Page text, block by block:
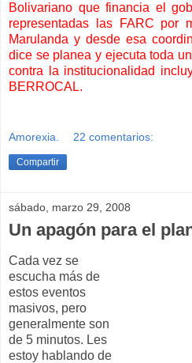
Bolivariano que financia el
representadas las FARC por
Marulanda y desde esa
dice se planea y ejecuta toda
contra la institucionalidad
BERROCAL.
Amorexia. 22 comentarios:
Compartir
sábado, marzo 29, 2008
Un apagón para el
Cada vez se
escucha más de
estos eventos
masivos, pero
generalmente son
de 5 minutos. Les
estoy hablando de